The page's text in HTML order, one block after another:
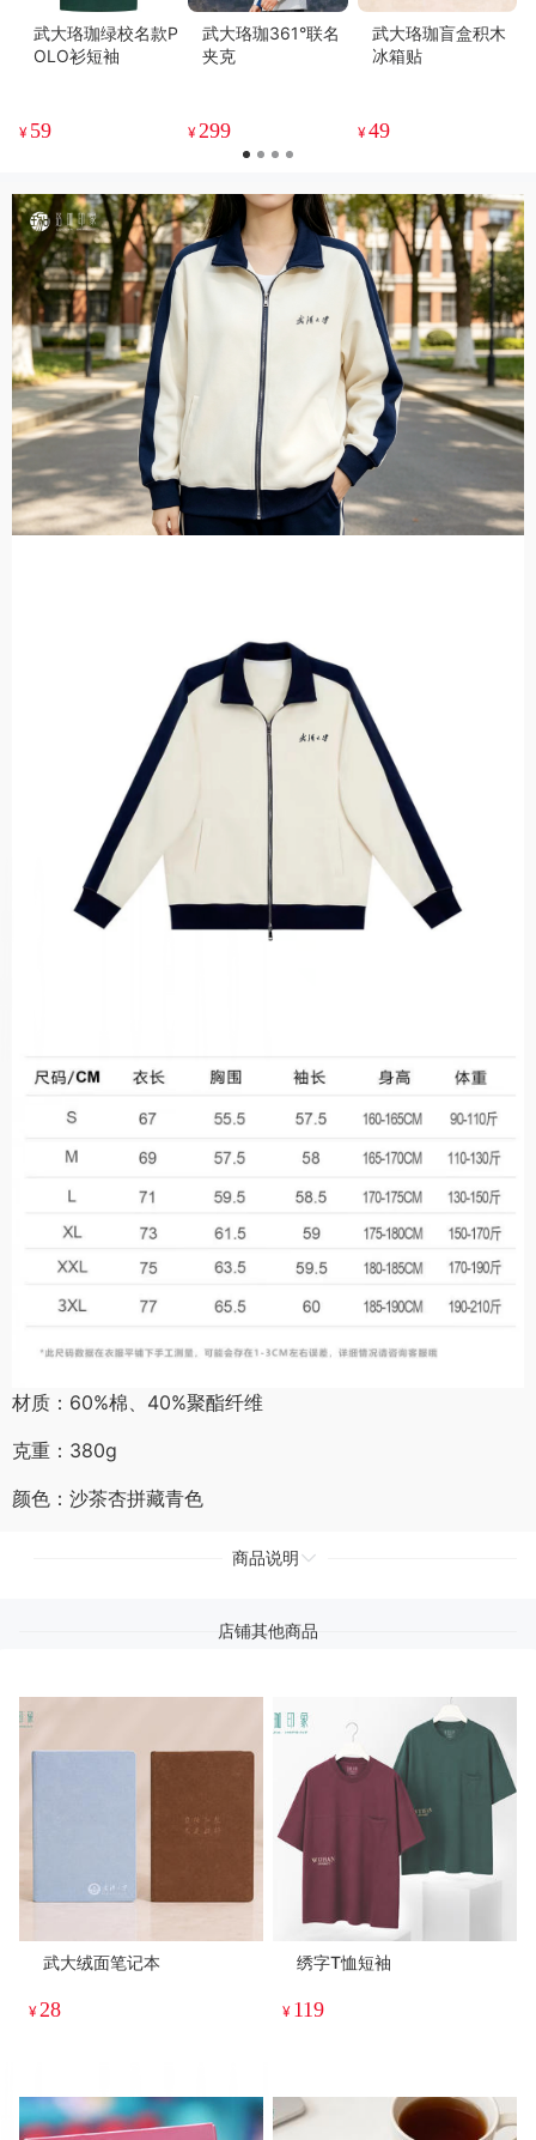
武大珞珈绿校名款P
OLO衫短袖
¥ 59
武大珞珈361°联名
夹克
¥ 299
武大珞珈盲盒积木
冰箱贴
¥49
材质：60%棉、40%聚酯纤维
克重：380g
颜色：沙茶杏拼藏青色
商品说明
店铺其他商品
武大绒面笔记本
¥28
绣字T恤短袖
¥ 119